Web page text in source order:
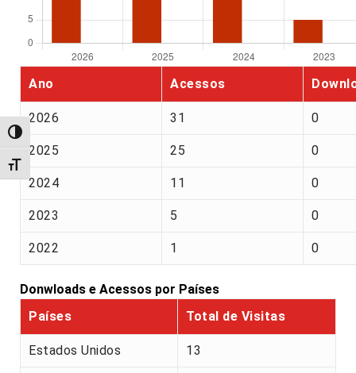
Alternar alto contraste
Alternar tamanho da fonte
Ano Acessos
2026 31 0
2025 25 0
2024 11 0
2023 5 0
2022 1 0
Donwloads e Acessos por Países
Países
Total de Visitas
Estados Unidos 13